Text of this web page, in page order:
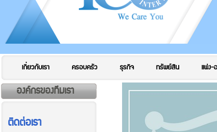
เกี่ยวกับเรา ครอบครัว ธุรกิจ ทรัพย์สิน แพ่ง-
องค์กรของทีมเรา
ติดต่อเรา